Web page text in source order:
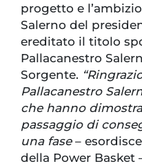
progetto e
Salerno del
ereditato il titolo
Pallacanestro
Sorgente.
Pallacanestro
che hanno
passaggio di
una fase–
della Power Basket